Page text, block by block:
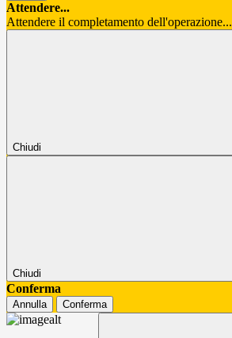
Attendere...
Attendere il completamento dell'operazione...
Chiudi
Chiudi
Conferma
Annulla Conferma